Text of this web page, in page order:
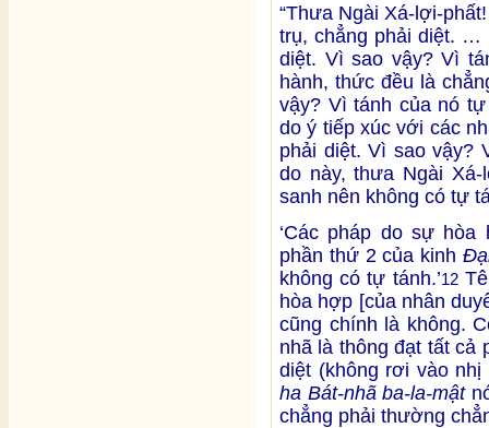
“Thưa Ngài Xá-lợi-
trụ, chẳng phải diệt. …
diệt. Vì sao vậy? Vì
hành, thức đều là
vậy? Vì tánh của nó
do ý tiếp xúc với các
phải diệt. Vì sao vậy?
do này, thưa Ngài
sanh nên không có tự
‘Các pháp do sự hòa
phần thứ 2 của kinh
không có tự tánh.’12
hòa hợp [của nhân
cũng chính là không.
nhã là thông đạt tất cả
diệt (không rơi vào
ha Bát-nhã ba-la-mật
chẳng phải thường